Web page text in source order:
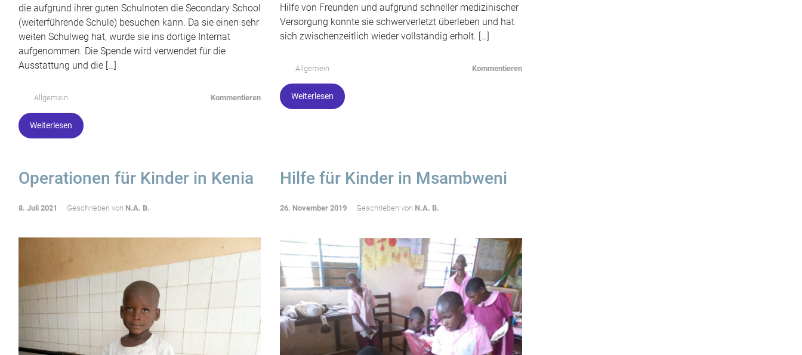
die aufgrund ihrer guten Schulnoten die Secondary School
(weiterführende Schule) besuchen kann. Da sie einen sehr
weiten Schulweg hat, wurde sie ins dortige Internat
aufgenommen. Die Spende wird verwendet für die
Ausstattung und die […]
Allgemein Kommentieren
Weiterlesen
Hilfe von Freunden und aufgrund schneller medizinischer
Versorgung konnte sie schwerverletzt überleben und hat
sich zwischenzeitlich wieder vollständig erholt. […]
Allgemein Kommentieren
Weiterlesen
Operationen für Kinder in Kenia
8. Juli 2021 Geschrieben von N.A. B.
Hilfe für Kinder in Msambweni
26. November 2019 Geschrieben von N.A. B.